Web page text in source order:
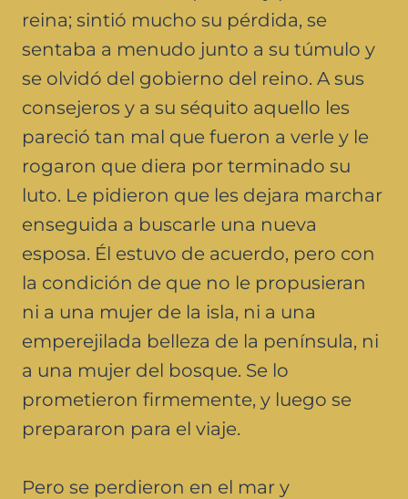
reina; sintió mucho su pérdida, se
sentaba a menudo junto a su túmulo y
se olvidó del gobierno del reino. A sus
consejeros y a su séquito aquello les
pareció tan mal que fueron a verle y le
rogaron que diera por terminado su
luto. Le pidieron que les dejara marchar
enseguida a buscarle una nueva
esposa. Él estuvo de acuerdo, pero con
la condición de que no le propusieran
ni a una mujer de la isla, ni a una
emperejilada belleza de la península, ni
a una mujer del bosque. Se lo
prometieron firmemente, y luego se
prepararon para el viaje.
Pero se perdieron en el mar y